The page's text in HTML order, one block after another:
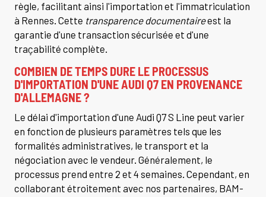
règle, facilitant ainsi l'importation et l'immatriculation
à Rennes. Cette transparence documentaireest la
garantie d'une transaction sécurisée et d'une
traçabilité complète.
COMBIEN DE TEMPS DURE LE PROCESSUS
D'IMPORTATION D'UNE AUDI Q7 EN PROVENANCE
D'ALLEMAGNE ?
Le délai d'importation d'une Audi Q7 S Line peut varier
en fonction de plusieurs paramètres tels que les
formalités administratives, le transport et la
négociation avec le vendeur. Généralement, le
processus prend entre 2 et 4 semaines. Cependant, en
collaborant étroitement avec nos partenaires, BAM-